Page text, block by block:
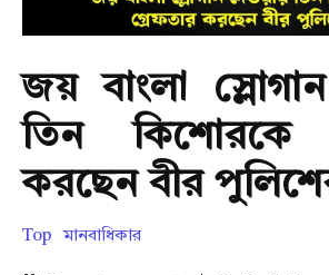
জয় বাংলা
তিন কিশোরকে
করছেন বীর
Top মানবাধিকার